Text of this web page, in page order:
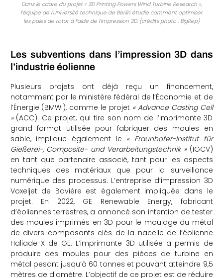
Dans le cadre du projet « 3D Printing Powers Wind Turbine Research »,
l’équipe de l’Université technique de Berlin étudie comment optimiser
les pales de rotor à l’aide de l’impression 3D. (crédits photo : BigRep)
Les subventions dans l’impression 3D dans
l’industrie éolienne
Plusieurs projets ont déjà reçu un financement,
notamment par le ministère fédéral de l’Économie et de
l’Énergie (BMWi), comme le projet « Advance Casting Cell
»(ACC). Ce projet, qui tire son nom de l’imprimante 3D
grand format utilisée pour fabriquer des moules en
sable, implique également le « Fraunhofer-Institut für
Gießerei-, Composite- und Verarbeitungstechnik »(IGCV)
en tant que partenaire associé, tant pour les aspects
techniques des matériaux que pour la surveillance
numérique des processus. L’entreprise d’impression 3D
Voxeljet de Bavière est également impliquée dans le
projet. En 2022, GE Renewable Energy, fabricant
d’éoliennes terrestres, a annoncé son intention de tester
des moules imprimés en 3D pour le moulage du métal
de divers composants clés de la nacelle de l’éolienne
Haliade-X de GE. L’imprimante 3D utilisée a permis de
produire des moules pour des pièces de turbine en
métal pesant jusqu’à 60 tonnes et pouvant atteindre 9,5
mètres de diamètre. L’objectif de ce projet est de réduire